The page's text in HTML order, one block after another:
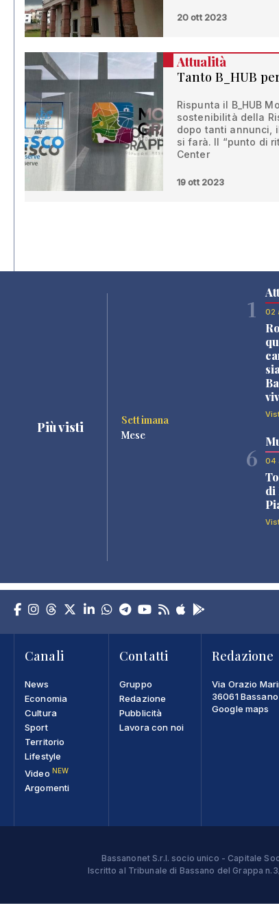
20 ott 2023
Attualità
Tanto B_HUB
Rispunta il B_HUB
sostenibilità della
dopo tanti annunci,
si farà. Il “punto di
Center
19 ott 2023
Più visti
Settimana
Mese
1 02
6 04
di
Canali
News
Economia
Cultura
Sport
Territorio
Lifestyle
Video NEW
Argomenti
Contatti
Gruppo
Redazione
Pubblicità
Lavora con noi
Redazione
Via Orazio
36061
Google maps
Bassanonet S.r.l. socio unico - Capitale
Iscritto al Tribunale di Bassano del Grappa